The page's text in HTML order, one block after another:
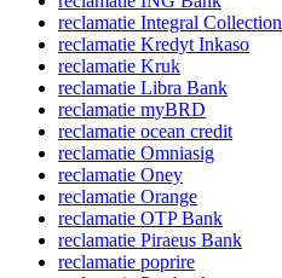
reclamatie Integral Collection
reclamatie Kredyt Inkaso
reclamatie Kruk
reclamatie Libra Bank
reclamatie myBRD
reclamatie ocean credit
reclamatie Omniasig
reclamatie Oney
reclamatie Orange
reclamatie OTP Bank
reclamatie Piraeus Bank
reclamatie poprire